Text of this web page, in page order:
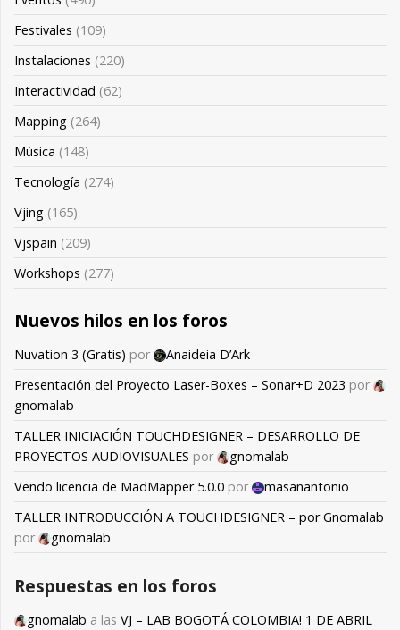
Festivales (109)
Instalaciones (220)
Interactividad (62)
Mapping (264)
Música (148)
Tecnología (274)
Vjing (165)
Vjspain (209)
Workshops (277)
Nuevos hilos en los foros
Nuvation 3 (Gratis) por
Anaideia D’Ark
Presentación del Proyecto Laser-Boxes – Sonar+D 2023 por
gnomalab
TALLER INICIACIÓN TOUCHDESIGNER – DESARROLLO DE
PROYECTOS AUDIOVISUALES por
gnomalab
Vendo licencia de MadMapper 5.0.0 por
masanantonio
TALLER INTRODUCCIÓN A TOUCHDESIGNER – por Gnomalab
por
gnomalab
Respuestas en los foros
gnomalab a las VJ – LAB BOGOTÁ COLOMBIA! 1 DE ABRIL